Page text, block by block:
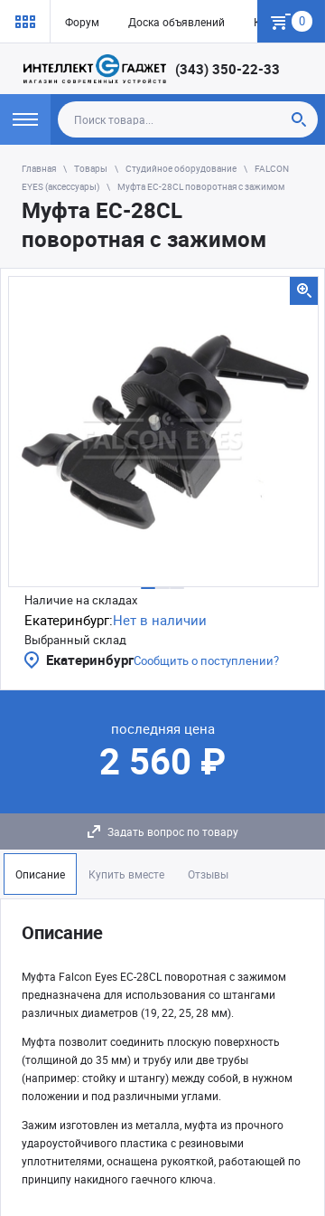
Форум Доска объявлений Как купить
0
(343) 350-22-33
Главная Товары Студийное оборудование
FALCON
EYES (аксессуары)
Муфта EC-28CL поворотная с зажимом
Муфта EC-28CL
поворотная с зажимом
Наличие на складах
Екатеринбург:Нет в наличии
Выбранный склад
ЕкатеринбургСообщить о поступлении?
последняя цена
2 560 ₽
Задать вопрос по товару
Описание Купить вместе Отзывы
Описание
Муфта Falcon Eyes EC-28CL поворотная с зажимом
предназначена для использования со штангами
различных диаметров (19, 22, 25, 28 мм).
Муфта позволит соединить плоскую поверхность
(толщиной до 35 мм) и трубу или две трубы
(например: стойку и штангу) между собой, в нужном
положении и под различными углами.
Зажим изготовлен из металла, муфта из прочного
удароустойчивого пластика с резиновыми
уплотнителями, оснащена рукояткой, работающей по
принципу накидного гаечного ключа.